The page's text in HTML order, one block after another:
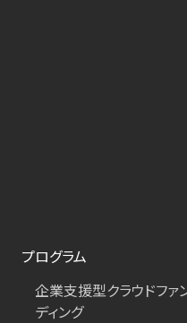
プログラム
企業支援型クラウドファ
ディング